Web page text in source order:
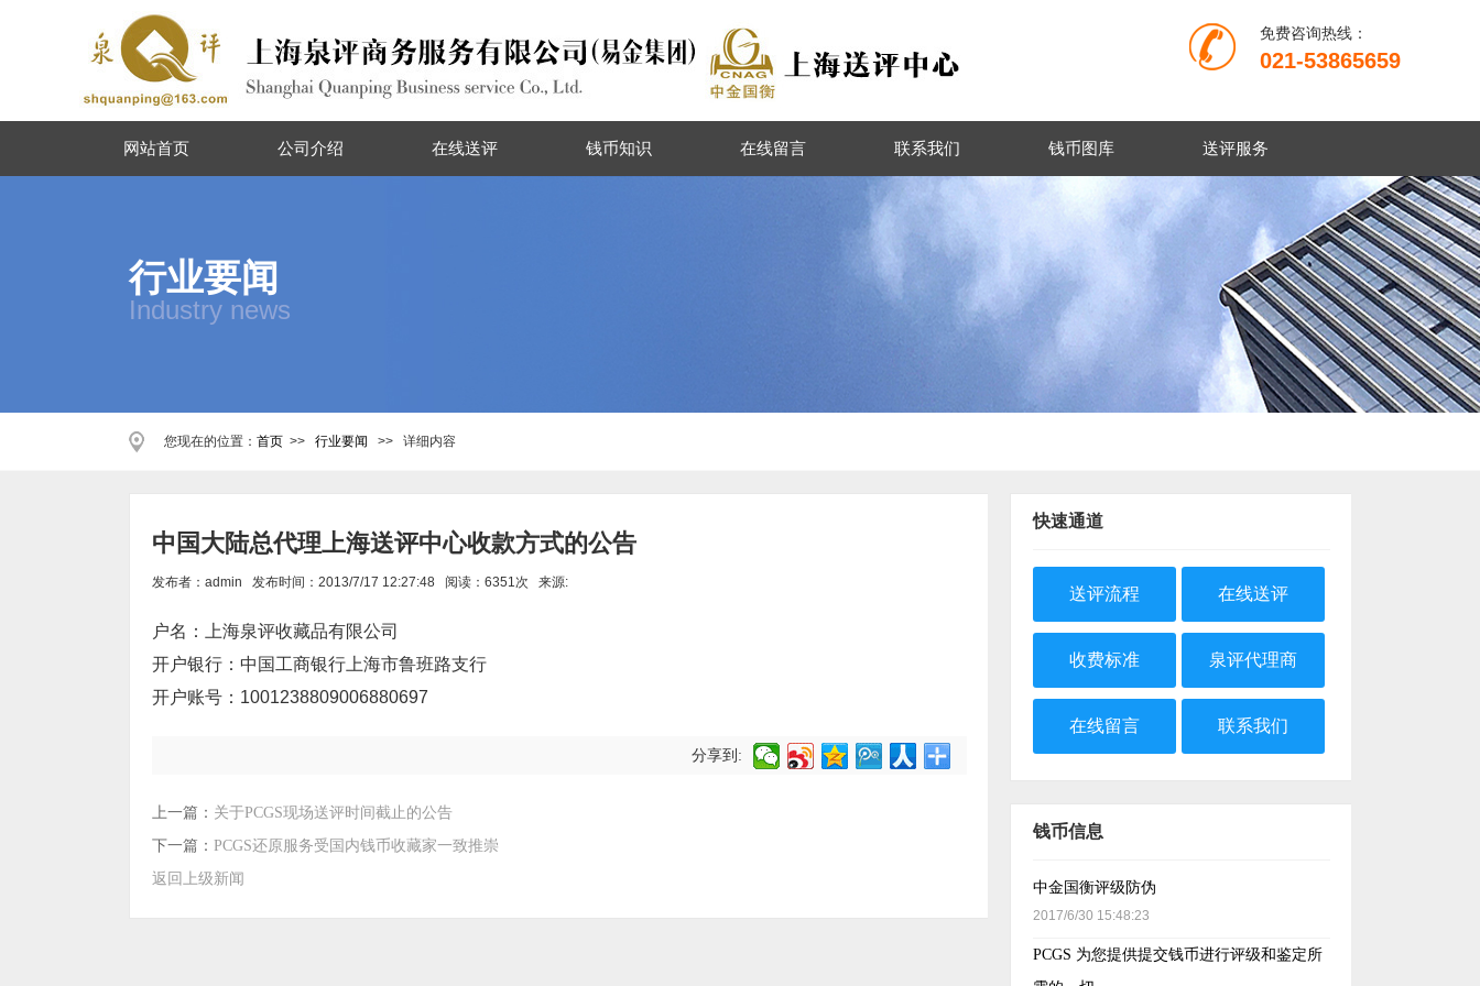
免费咨询热线：
021-53865659
网站首页 公司介绍 在线送评 钱币知识 在线留言 联系我们 钱币图库 送评服务
行业要闻
Industry news
您现在的位置： 首页 >> 行业要闻 >> 详细内容
中国大陆总代理上海送评中心收款方式的公告
发布者：admin 发布时间：2013/7/17 12:27:48 阅读：6351次 来源:
户名：上海泉评收藏品有限公司
开户银行：中国工商银行上海市鲁班路支行
开户账号：1001238809006880697
分享到:
上一篇： 关于PCGS现场送评时间截止的公告
下一篇： PCGS还原服务受国内钱币收藏家一致推崇
返回上级新闻
快速通道
送评流程 在线送评
收费标准 泉评代理商
在线留言 联系我们
钱币信息
中金国衡评级防伪
2017/6/30 15:48:23
PCGS 为您提供提交钱币进行评级和鉴定所